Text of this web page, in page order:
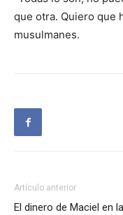
que otra. Quiero que
musulmanes.
Artículo anterior
El dinero de Maciel en la